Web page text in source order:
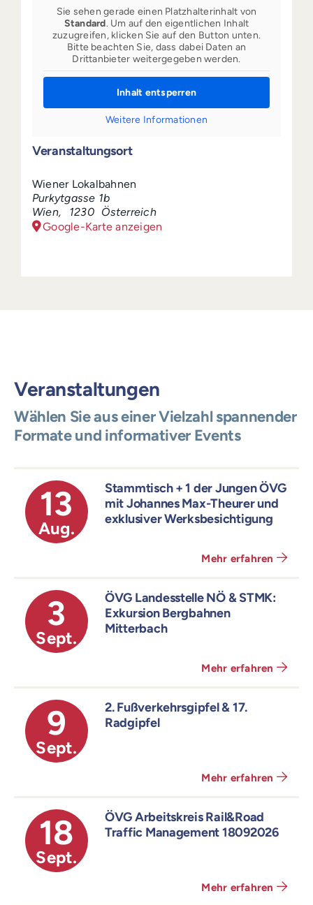
Veranstaltungsort
Wiener Lokalbahnen
Purkytgasse 1b
Wien, 1230 Österreich
Google-Karte anzeigen
Sie sehen gerade einen Platzhalterinhalt von
Standard. Um auf den eigentlichen Inhalt
zuzugreifen, klicken Sie auf den Button unten.
Bitte beachten Sie, dass dabei Daten an
Drittanbieter weitergegeben werden.
Inhalt entsperren
Weitere Informationen
Veranstaltungen
Wählen Sie aus einer Vielzahl spannender
Formate und informativer Events
13
Aug.
Stammtisch + 1 der Jungen ÖVG
mit Johannes Max-Theurer und
exklusiver Werksbesichtigung
Mehr erfahren
3
Sept.
ÖVG Landesstelle NÖ & STMK:
Exkursion Bergbahnen
Mitterbach
Mehr erfahren
9
Sept.
2. Fußverkehrsgipfel & 17.
Radgipfel
Mehr erfahren
18
Sept.
ÖVG Arbeitskreis Rail&Road
Traffic Management 18092026
Mehr erfahren